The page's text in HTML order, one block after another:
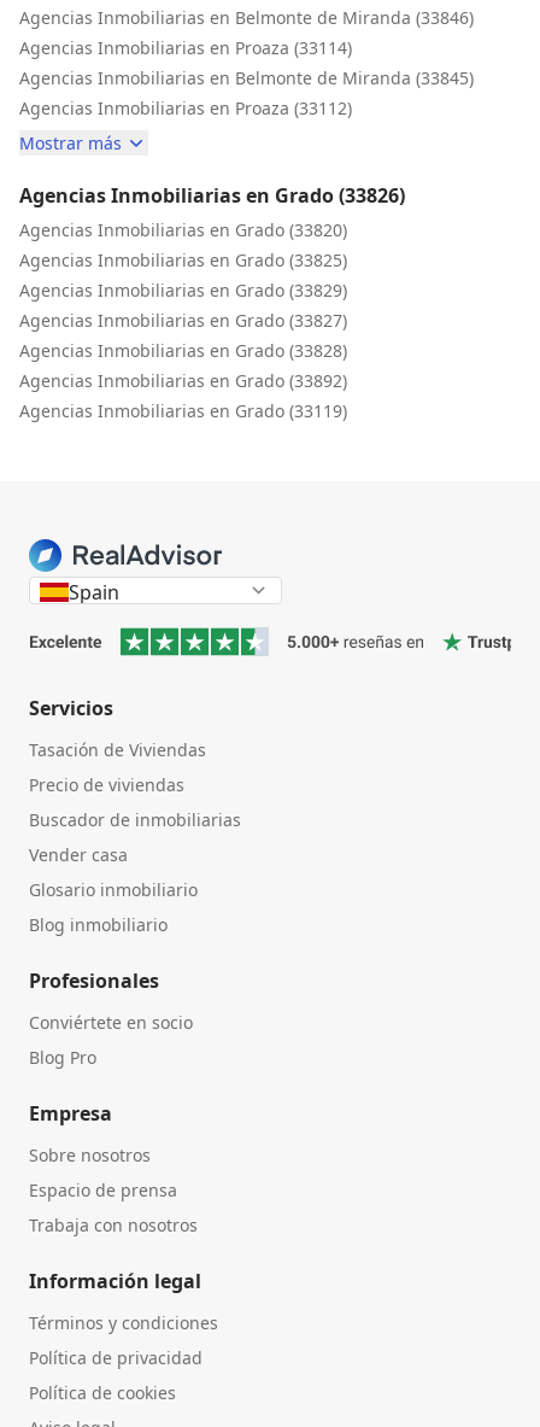
Agencias Inmobiliarias en Belmonte de Miranda (33846)
Agencias Inmobiliarias en Proaza (33114)
Agencias Inmobiliarias en Belmonte de Miranda (33845)
Agencias Inmobiliarias en Proaza (33112)
Mostrar más
Agencias Inmobiliarias en Grado (33826)
Agencias Inmobiliarias en Grado (33820)
Agencias Inmobiliarias en Grado (33825)
Agencias Inmobiliarias en Grado (33829)
Agencias Inmobiliarias en Grado (33827)
Agencias Inmobiliarias en Grado (33828)
Agencias Inmobiliarias en Grado (33892)
Agencias Inmobiliarias en Grado (33119)
Spain
Servicios
Tasación de Viviendas
Precio de viviendas
Buscador de inmobiliarias
Vender casa
Glosario inmobiliario
Blog inmobiliario
Profesionales
Conviértete en socio
Blog Pro
Empresa
Sobre nosotros
Espacio de prensa
Trabaja con nosotros
Información legal
Términos y condiciones
Política de privacidad
Política de cookies